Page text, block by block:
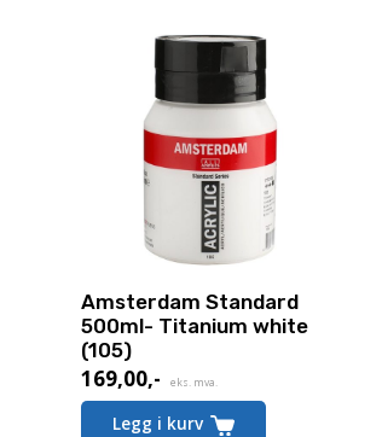
Amsterdam Standard
500ml- Titanium white
(105)
169,00,- eks. mva.
Legg i kurv